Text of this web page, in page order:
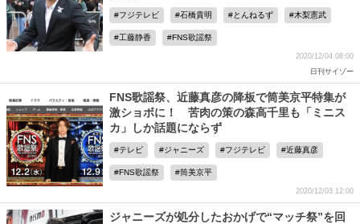
フジテレビ 石橋貴明 とんねるず 木梨憲武
工藤静香 FNS歌謡祭
2020/12/04 08:00
日刊サイゾー
FNS歌謡祭、近藤真彦の降板で筒美京平特集が
激ショボに！ 苦肉の策の森高千里も「ミニス
カ」しか話題にならず
テレビ ジャニーズ フジテレビ 近藤真彦
FNS歌謡祭 筒美京平
2020/12/03 12:00
ジャニーズが処分したおかげで“マッチ祭”を回